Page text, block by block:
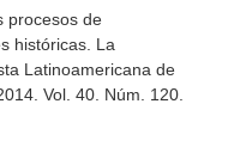
procesos de
históricas. La
Latinoamericana de
Vol. 40. Núm. 120.